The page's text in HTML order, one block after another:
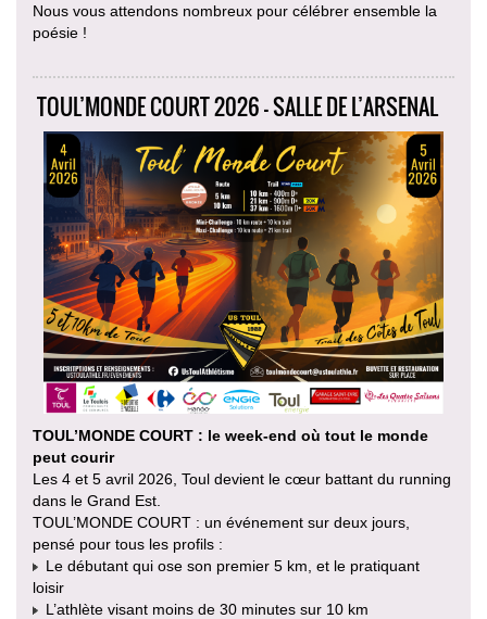
Nous vous attendons nombreux pour célébrer ensemble la
poésie !
TOUL’MONDE COURT 2026 - SALLE DE L’ARSENAL
TOUL’MONDE COURT : le week-end où tout le monde
peut courir
Les 4 et 5 avril 2026, Toul devient le cœur battant du running
dans le Grand Est.
TOUL’MONDE COURT : un événement sur deux jours,
pensé pour tous les profils :
Le débutant qui ose son premier 5 km, et le pratiquant
loisir
L’athlète visant moins de 30 minutes sur 10 km